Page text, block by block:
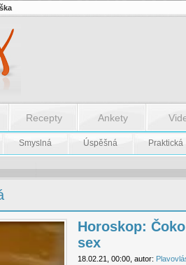
Recepty Ankety
Smyslná Úspěšná Praktická
Horoskop:
sex
18.02.21, 00:00, autor: